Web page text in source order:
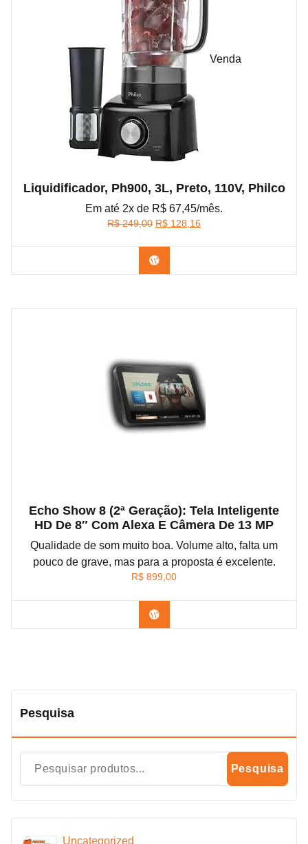
Venda
Liquidificador, Ph900, 3L, Preto, 110V, Philco
Em até 2x de R$ 67,45/mês.
R$249,00 O
original
era:
R$ 249,00.
R$ 128,16
Confira na Amazon
Echo Show 8 (2ª Geração): Tela Inteligente
HD De 8″ Com Alexa E Câmera De 13 MP
Qualidade de som muito boa. Volume alto, falta um
pouco de grave, mas para a proposta é excelente.
R$ 899,00
Confira na Amazon
Pesquisa
Pesquisa
Uncategorized